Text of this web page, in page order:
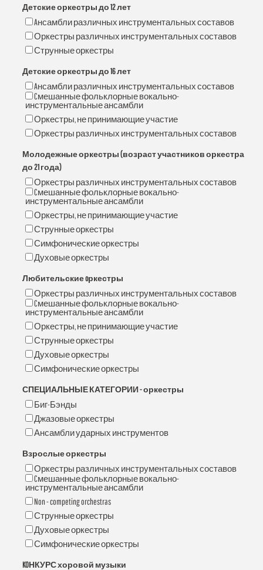
Детские оркестры до 12 лет
Aнсамбли различных инструментальных составов
Оркестры различных инструментальных составов
Струнные оркестры
Детские оркестры до 16 лет
Aнсамбли различных инструментальных составов
Cмешанные фольклорные вокально-
инструментальные ансамбли
Оркестры, не принимающие участие
Оркестры различных инструментальных составов
Молодежные оркестры (возраст участников оркестра
до 21 года)
Оркестры различных инструментальных составов
Cмешанные фольклорные вокально-
инструментальные ансамбли
Оркестры, не принимающие участие
Струнные оркестры
Симфонические оркестры
Духовые оркестры
Любительские oркестры
Оркестры различных инструментальных составов
Cмешанные фольклорные вокально-
инструментальные ансамбли
Оркестры, не принимающие участие
Струнные оркестры
Духовые оркестры
Симфонические оркестры
СПЕЦИАЛЬНЫЕ КАТЕГОРИИ - оркестры
Биг-Бэнды
Джазовые оркестры
Ансамбли ударных инструментов
взрослые оркестры
Оркестры различных инструментальных составов
Cмешанные фольклорные вокально-
инструментальные ансамбли
Non - competing orchestras
Струнные оркестры
Духовые оркестры
Симфонические оркестры
KOНКУРС хоровой музыки